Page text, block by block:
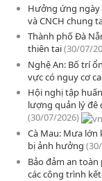
Hưởng ứng ngày
và CNCH chung
Thành phố Đà
thiên tai(30/07/
Nghệ An: Bố trí
vực có nguy cơ
Hội nghị tập
lượng quản lý đê
(30/07/2026)
Cà Mau: Mưa
bị ảnh hưởng
Bảo đảm an
các công trình